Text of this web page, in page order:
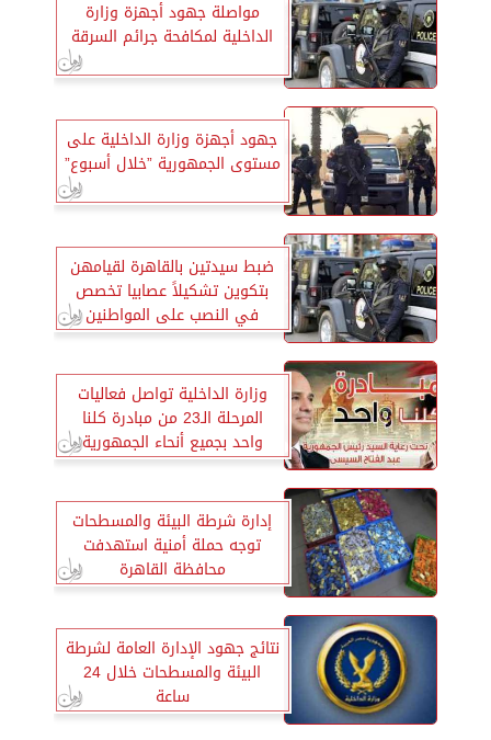
مواصلة جهود أجهزة وزارة
الداخلية لمكافحة جرائم السرقة
جهود أجهزة وزارة الداخلية على
مستوى الجمهورية ”خلال أسبوع”
ضبط سيدتين بالقاهرة لقيامهن
بتكوين تشكيلاً عصابيا تخصص
في النصب على المواطنين
وزارة الداخلية تواصل فعاليات
المرحلة الـ23 من مبادرة كلنا
واحد بجميع أنحاء الجمهورية
إدارة شرطة البيئة والمسطحات
توجه حملة أمنية استهدفت
محافظة القاهرة
نتائج جهود الإدارة العامة لشرطة
البيئة والمسطحات خلال 24
ساعة